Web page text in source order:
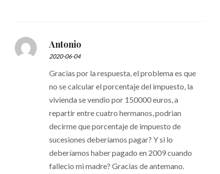
Antonio
2020-06-04
Gracias por la respuesta, el problema es que
no se calcular el porcentaje del impuesto, la
vivienda se vendio por 150000 euros, a
repartir entre cuatro hermanos, podrian
decirme que porcentaje de impuesto de
sucesiones deberíamos pagar? Y si lo
deberíamos haber pagado en 2009 cuando
fallecio mi madre? Gracias de antemano.